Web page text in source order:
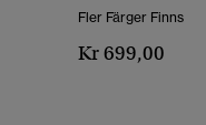
Fler Färger Finns
Kr 699,00